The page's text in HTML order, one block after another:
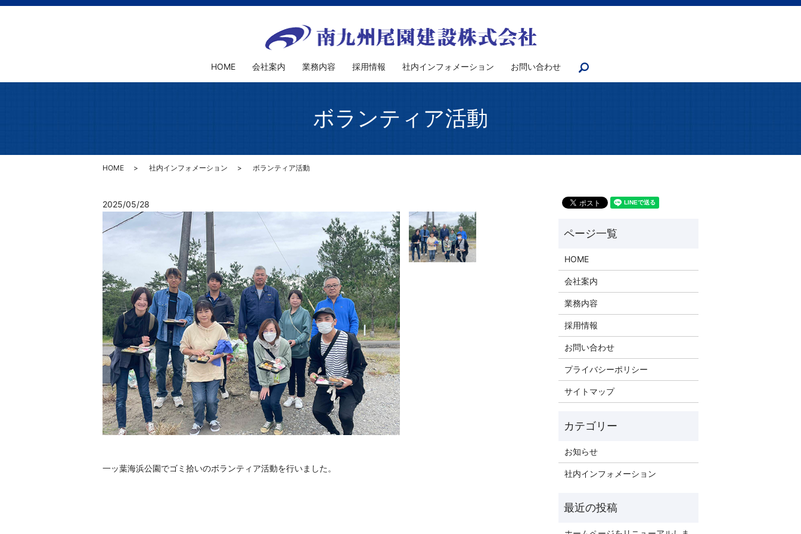
HOME 会社案内 業務内容 採用情報 社内インフォメーション お問い合わせ
ボランティア活動
HOME 社内インフォメーション ボランティア活動
2025/05/28
一ッ葉海浜公園でゴミ拾いのボランティア活動を行いました。
HOME
会社案内
業務内容
採用情報
お問い合わせ
プライバシーポリシー
サイトマップ
お知らせ
社内インフォメーション